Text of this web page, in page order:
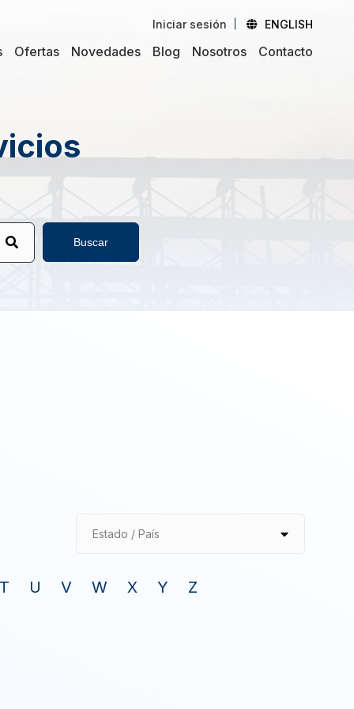
Iniciar sesión ENGLISH
Ofertas Novedades Blog Nosotros Contacto
Buscar
Estado / País
T U V W X Y Z